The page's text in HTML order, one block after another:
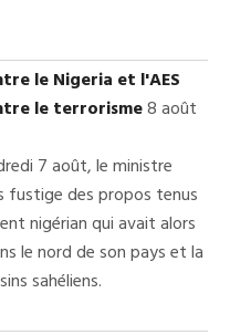
le Nigeria et l'AES
le terrorisme8 août
7 août, le ministre
fustige des propos tenus
nigérian qui avait alors
le nord de son pays et la
sahéliens.